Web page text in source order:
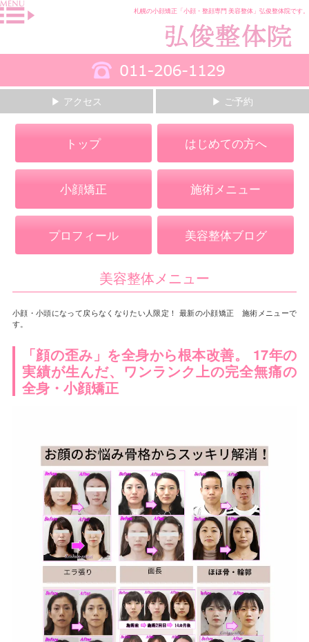
札幌の小顔矯正「小顔・整顔専門 美容整体」弘俊整体院です。
▶ アクセス ▶ ご予約
トップ はじめての方へ
小顔矯正 施術メニュー
プロフィール 美容整体ブログ
美容整体メニュー
小顔・小頭になって戻らなくなりたい人限定！ 最新の小顔矯正 施術メニューで
す。
「顔の歪み」を全身から根本改善。 17年の
実績が生んだ、ワンランク上の完全無痛の
全身・小顔矯正